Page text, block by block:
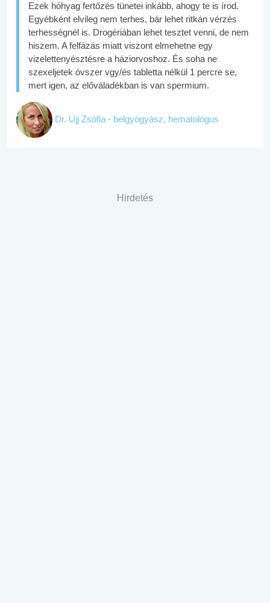
Ezek hóhyag fertőzés tünetei inkább, ahogy te is írod.
Egyébként elvileg nem terhes, bár lehet ritkán vérzés
terhességnél is. Drogériában lehet tesztet venni, de nem
hiszem. A felfázás miatt viszont elmehetne egy
vizelettenyésztésre a háziorvoshoz. És soha ne
szexeljetek óvszer vgy/és tabletta nélkül 1 percre se,
mert igen, az előváladékban is van spermium.
Dr. Ujj Zsófia - belgyógyász, hematológus
Hirdetés